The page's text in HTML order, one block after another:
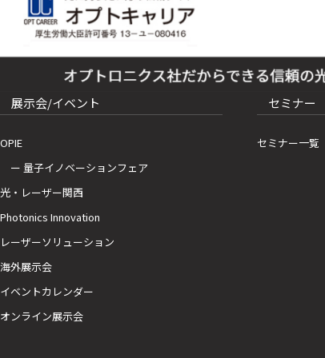
展示会/イベント
OPIE
ー 量子イノベーションフェア
光・レーザー関西
Photonics Innovation
レーザーソリューション
海外展示会
イベントカレンダー
オンライン展示会
セミナー
セミナー一覧